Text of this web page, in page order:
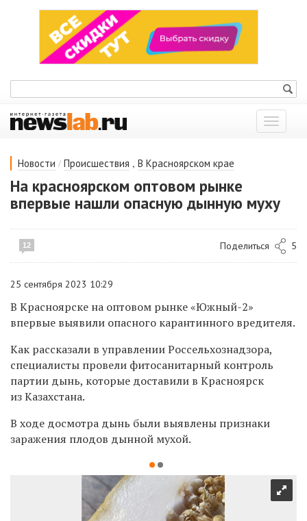
Показать
меню
Новости / Происшествия , В Красноярском крае
На красноярском оптовом рынке
впервые нашли опасную дынную муху
12 Поделиться 5
25 сентября 2023 10:29
В Красноярске на оптовом рынке «Южный-2»
впервые выявили опасного карантинного вредителя.
Как рассказали в управлении Россельхознадзора,
специалисты провели фитосанитарный контроль
партии дынь, которые доставили в Красноярск
из Казахстана.
В ходе досмотра дынь были выявлены признаки
заражения плодов дынной мухой.